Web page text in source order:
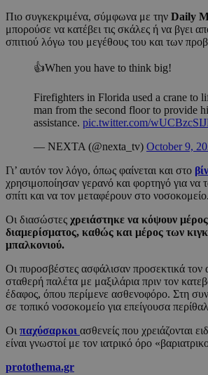
Πιο συγκεκριμένα, σύμφωνα με την Daily
μπορούσε να κατέβει τις σκάλες ή να βγει
σπιτιού λόγω του μεγέθους του και των
👍When you have to think big!
Firefighters in Florida used a crane to
man from the second floor to provide
assistance. pic.twitter.com/
— NEXTA (@nexta_tv) October 9,
Γι’ αυτόν τον λόγο, όπως φαίνεται και στο
χρησιμοποίησαν γερανό και φορτηγό για
σπίτι και να τον μεταφέρουν στο νοσοκομείο.
Οι διασώστες χρειάστηκε να κόψουν
διαμερίσματος, καθώς και μέρος των
μπαλκονιού.
Οι πυροσβέστες ασφάλισαν προσεκτικά τον
σταθερή παλέτα με μαξιλάρια πριν τον
έδαφος, όπου περίμενε ασθενοφόρο. Στη
σε τοπικό νοσοκομείο για επείγουσα
Οι παχύσαρκοι ασθενείς που χρειάζονται
είναι γνωστοί με τον ιατρικό όρο
protothema.gr